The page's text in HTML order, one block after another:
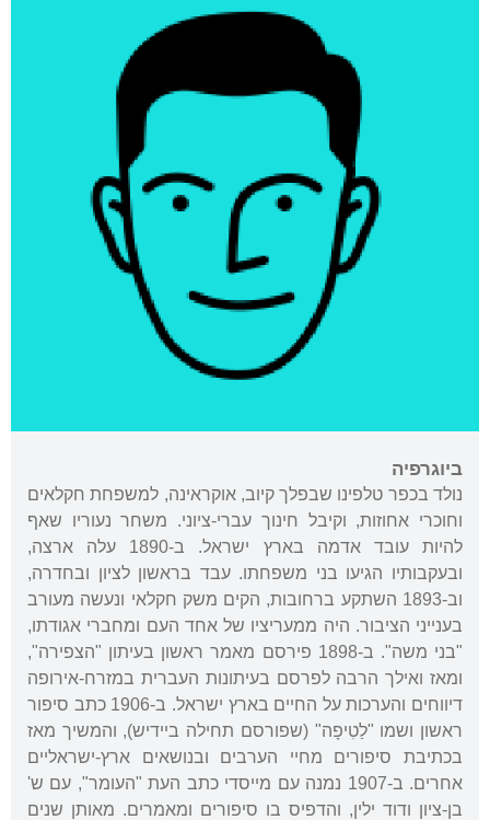
ביוגרפיה
נולד בכפר טלפינו שבפלך קיוב, אוקראינה, למשפחת חקלאים
וחוכרי אחוזות, וקיבל חינוך עברי-ציוני. משחר נעוריו שאף
להיות עובד אדמה בארץ ישראל. ב-1890 עלה ארצה,
ובעקבותיו הגיעו בני משפחתו. עבד בראשון לציון ובחדרה,
וב-1893 השתקע ברחובות, הקים משק חקלאי ונעשה מעורב
בענייני הציבור. היה ממעריציו של אחד העם ומחברי אגודתו,
"בני משה". ב-1898 פירסם מאמר ראשון בעיתון "הצפירה",
ומאז ואילך הרבה לפרסם בעיתונות העברית במזרח-אירופה
דיווחים והערכות על החיים בארץ ישראל. ב-1906 כתב סיפור
ראשון ושמו "לַטִיפָה" (שפורסם תחילה ביידיש), והמשיך מאז
בכתיבת סיפורים מחיי הערבים ובנושאים ארץ-ישראליים
אחרים. ב-1907 נמנה עם מייסדי כתב העת "העומר", עם ש'
בן-ציון ודוד ילין, והדפיס בו סיפורים ומאמרים. מאותן שנים